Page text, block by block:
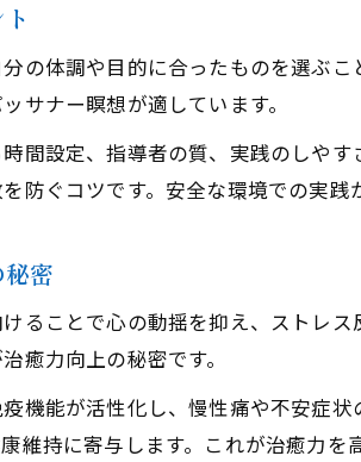
不調を感じた時に役立つ治癒力
治癒力を取り入れたセルフケアの
安全な瞑想会で治癒力を高める
治癒力向上のための信頼できる瞑
自分に合った治癒力アップ瞑想
の体調や目的に合ったものを選ぶ
サナー瞑想が適しています。
間設定、指導者の質、実践のしや
防ぐコツです。安全な環境での実践
密
ることで心の動揺を抑え、ストレ
癒力向上の秘密です。
機能が活性化し、慢性痛や不安症
持に寄与します。これが治癒力を